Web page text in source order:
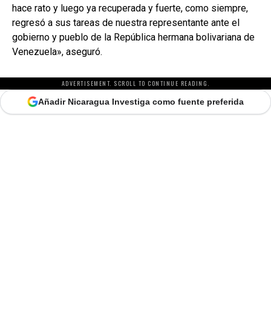
hace rato y luego ya recuperada y fuerte, como siempre,
regresó a sus tareas de nuestra representante ante el
gobierno y pueblo de la República hermana bolivariana de
Venezuela», aseguró.
ADVERTISEMENT. SCROLL TO CONTINUE READING.
Añadir Nicaragua Investiga como fuente preferida